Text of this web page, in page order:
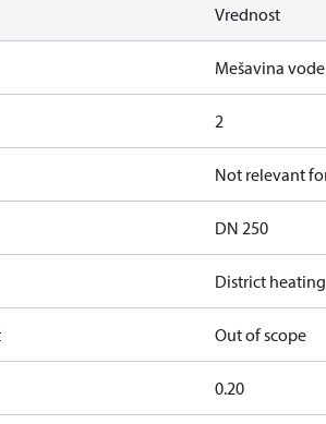
Vrednost
Mešavina
2
Not relevant
DN 250
District
Out of scope
0.20